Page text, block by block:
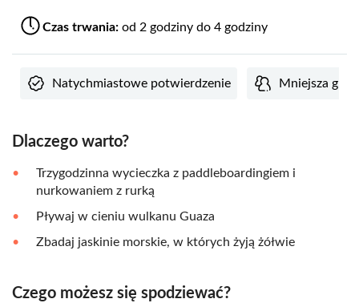
Czas trwania: od 2 godziny do 4 godziny
Natychmiastowe potwierdzenie Mniejsza
Dlaczego warto?
Trzygodzinna wycieczka z paddleboardingiem i
nurkowaniem z rurką
Pływaj w cieniu wulkanu Guaza
Zbadaj jaskinie morskie, w których żyją żółwie
Czego możesz się spodziewać?